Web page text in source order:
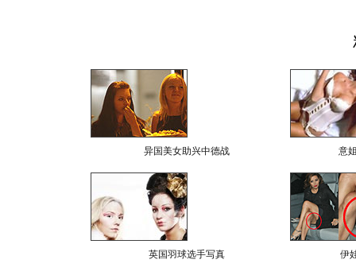
异国美女助兴中德战 意
英国羽球选手写真 伊